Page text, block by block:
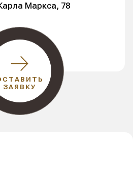
Маркса, 78
ЗАЯВКУ